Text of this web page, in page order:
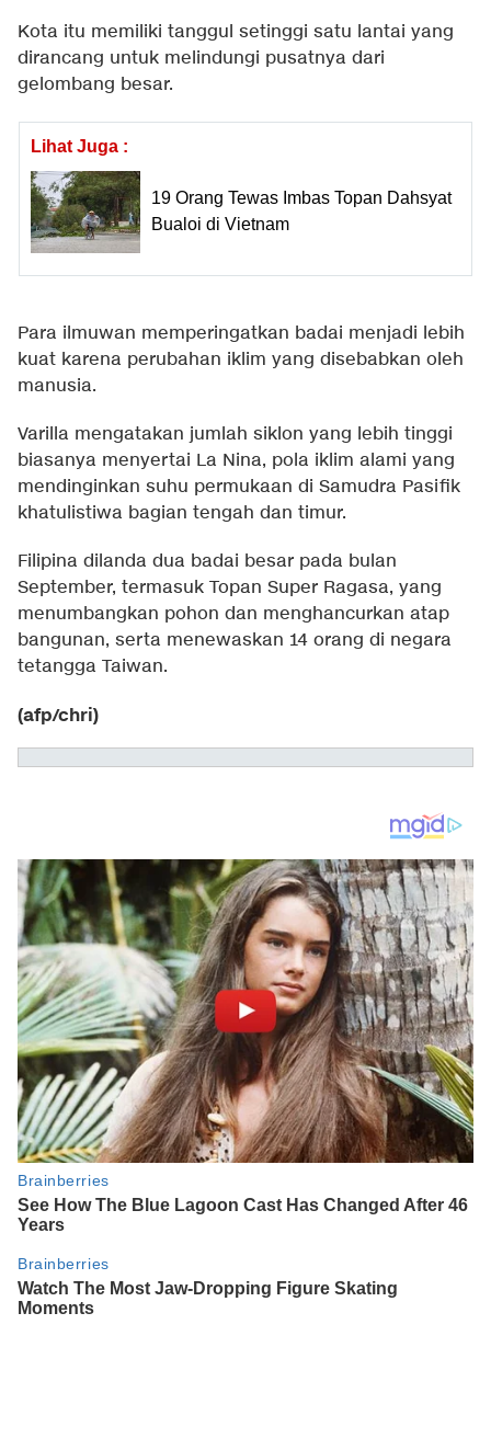
Kota itu memiliki tanggul setinggi satu lantai yang
dirancang untuk melindungi pusatnya dari
gelombang besar.
Lihat Juga :
19 Orang Tewas Imbas Topan Dahsyat
Bualoi di Vietnam
Para ilmuwan memperingatkan badai menjadi lebih
kuat karena perubahan iklim yang disebabkan oleh
manusia.
Varilla mengatakan jumlah siklon yang lebih tinggi
biasanya menyertai La Nina, pola iklim alami yang
mendinginkan suhu permukaan di Samudra Pasifik
khatulistiwa bagian tengah dan timur.
Filipina dilanda dua badai besar pada bulan
September, termasuk Topan Super Ragasa, yang
menumbangkan pohon dan menghancurkan atap
bangunan, serta menewaskan 14 orang di negara
tetangga Taiwan.
(afp/chri)